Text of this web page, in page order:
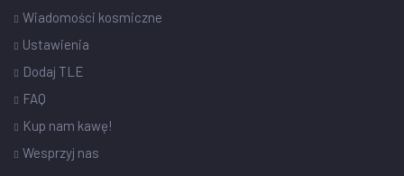
Wiadomości kosmiczne
Ustawienia
Dodaj TLE
FAQ
Kup nam kawę!
Wesprzyj nas